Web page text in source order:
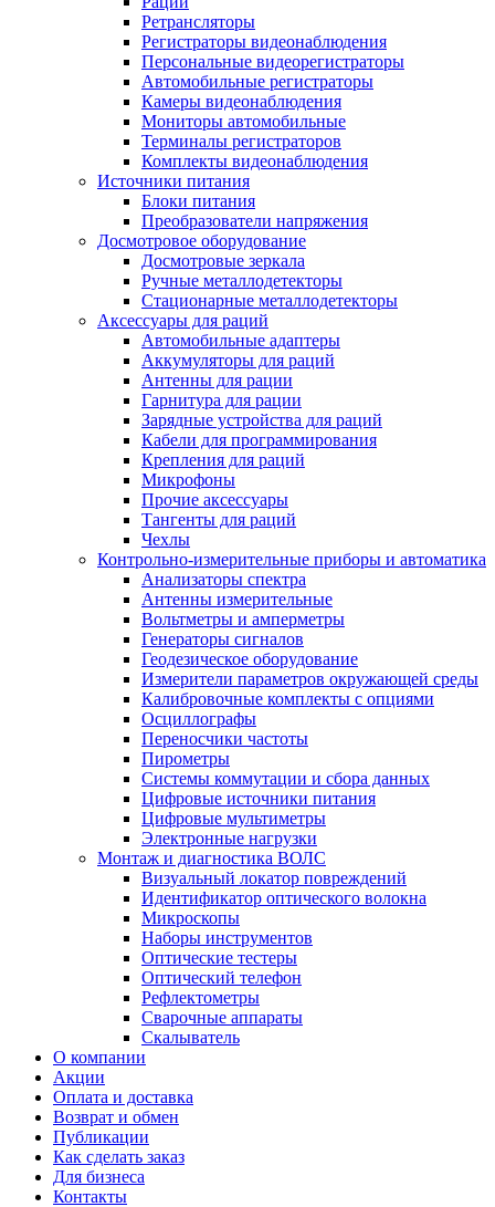
Ретрансляторы
Регистраторы видеонаблюдения
Персональные видеорегистраторы
Автомобильные регистраторы
Камеры видеонаблюдения
Мониторы автомобильные
Терминалы регистраторов
Комплекты видеонаблюдения
Источники питания
Блоки питания
Преобразователи напряжения
Досмотровое оборудование
Досмотровые зеркала
Ручные металлодетекторы
Стационарные металлодетекторы
Аксессуары для раций
Автомобильные адаптеры
Аккумуляторы для раций
Антенны для рации
Гарнитура для рации
Зарядные устройства для раций
Кабели для программирования
Крепления для раций
Микрофоны
Прочие аксессуары
Тангенты для раций
Чехлы
Контрольно-измерительные приборы и автоматика
Анализаторы спектра
Антенны измерительные
Вольтметры и амперметры
Генераторы сигналов
Геодезическое оборудование
Измерители параметров окружающей среды
Калибровочные комплекты с опциями
Осциллографы
Переносчики частоты
Пирометры
Системы коммутации и сбора данных
Цифровые источники питания
Цифровые мультиметры
Электронные нагрузки
Монтаж и диагностика ВОЛС
Визуальный локатор повреждений
Идентификатор оптического волокна
Микроскопы
Наборы инструментов
Оптические тестеры
Оптический телефон
Рефлектометры
Сварочные аппараты
Скалыватель
О компании
Акции
Оплата и доставка
Возврат и обмен
Публикации
Как сделать заказ
Для бизнеса
Контакты